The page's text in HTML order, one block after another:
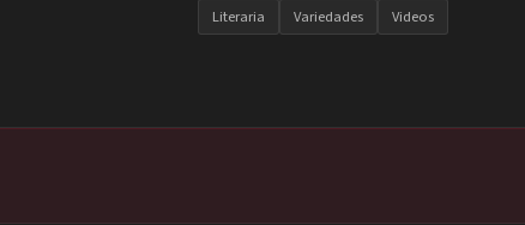
Literaria
Variedades Videos